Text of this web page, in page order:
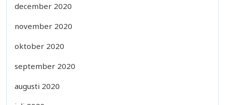
december 2020
november 2020
oktober 2020
september 2020
augusti 2020